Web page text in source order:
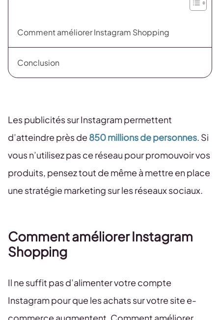
Comment améliorer Instagram Shopping
Conclusion
Les publicités sur Instagram permettent
d’atteindre près de 850 millions de personnes. Si
vous n’utilisez pas ce réseau pour promouvoir vos
produits, pensez tout de même à mettre en place
une stratégie marketing sur les réseaux sociaux.
Comment améliorer Instagram
Shopping
Il ne suffit pas d’alimenter votre compte
Instagram pour que les achats sur votre site e-